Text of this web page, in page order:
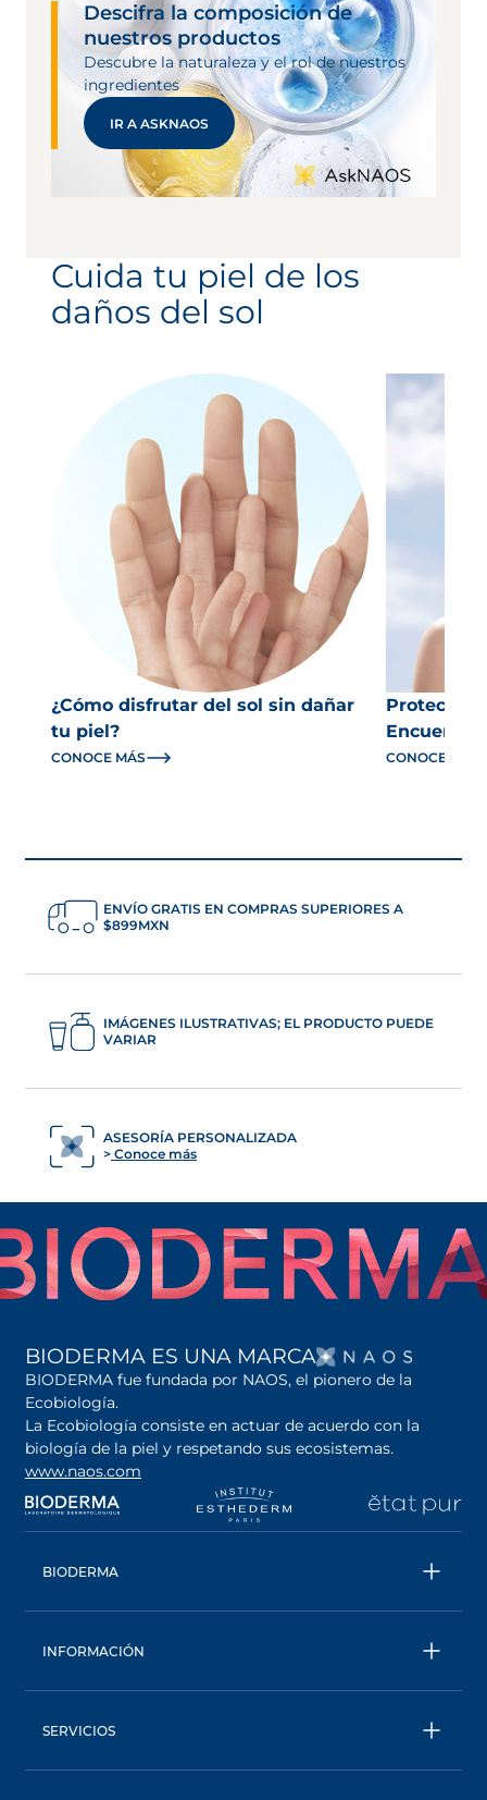
Descifra la composición de
nuestros productos
Descubre la naturaleza y el rol de nuestros
ingredientes
IR A ASKNAOS
Cuida tu piel de los
daños del sol
¿Cómo disfrutar del sol sin dañar
tu piel?
CONOCE MÁS
Protector
Encuentra
CONOCE MÁS
ENVÍO GRATIS EN COMPRAS SUPERIORES A
$899MXN
IMÁGENES ILUSTRATIVAS; EL PRODUCTO PUEDE
VARIAR
ASESORÍA PERSONALIZADA
Conoce más
BIODERMA ES UNA MARCA SE
BIODERMA fue fundada por NAOS, el pionero de la
Ecobiología.
La Ecobiología consiste en actuar de acuerdo con la
biología de la piel y respetando sus ecosistemas.
www.naos.com
se abre en una pestaña nueva
se abre en una
BIODERMA
Conoce más sobre la marca
Consejo Experto
INFORMACIÓN
Seguimiento de pedidos
SERVICIOS